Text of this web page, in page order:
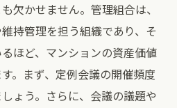
欠かせません。管理組合は、
持管理を担う組織であり、そ
ほど、マンションの資産価値
。まず、定例会議の開催頻度
ょう。さらに、会議の議題や